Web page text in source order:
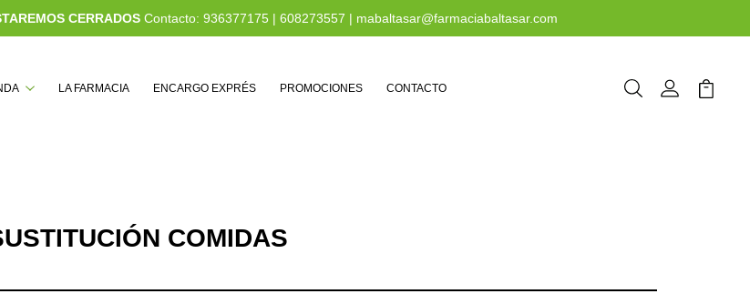
CERRADOS Contacto: 936377175 | 608273557 | mabaltasar@farmaciabaltasar.com
LA FARMACIA ENCARGO EXPRÉS PROMOCIONES CONTACTO BuscarMi Cuenta
Mi
COMIDAS